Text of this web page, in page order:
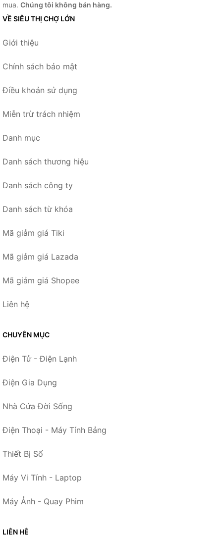
mua. Chúng tôi không bán hàng.
VỀ SIÊU THỊ CHỢ LỚN
Giới thiệu
Chính sách bảo mật
Điều khoản sử dụng
Miễn trừ trách nhiệm
Danh mục
Danh sách thương hiệu
Danh sách công ty
Danh sách từ khóa
Mã giảm giá Tiki
Mã giảm giá Lazada
Mã giảm giá Shopee
Liên hệ
CHUYÊN MỤC
Điện Tử - Điện Lạnh
Điện Gia Dụng
Nhà Cửa Đời Sống
Điện Thoại - Máy Tính Bảng
Thiết Bị Số
Máy Vi Tính - Laptop
Máy Ảnh - Quay Phim
LIÊN HỆ